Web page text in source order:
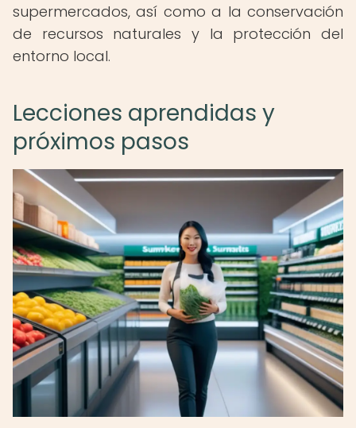
supermercados, así como a la conservación
de recursos naturales y la protección del
entorno local.
Lecciones aprendidas y
próximos pasos